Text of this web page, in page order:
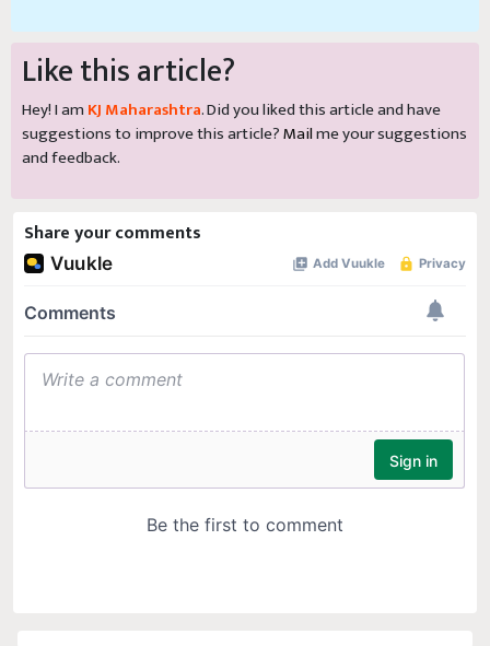
Like this article?
Hey! I amKJ Maharashtra. Did you liked this article and have
suggestions to improve this article?Mailme your suggestions
and feedback.